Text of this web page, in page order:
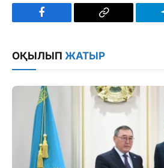
Facebook
Copy
ОҚЫЛЫП ЖАТЫР